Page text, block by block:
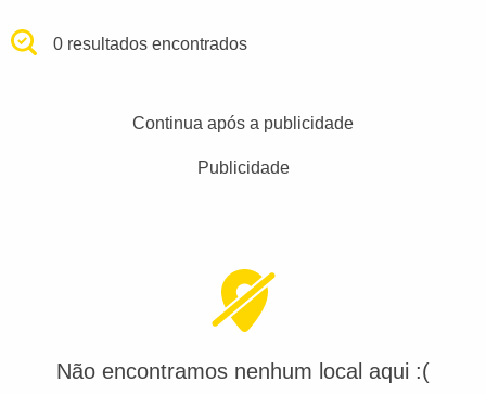
0 resultados encontrados
Continua após a publicidade
Publicidade
Não encontramos nenhum local aqui :(